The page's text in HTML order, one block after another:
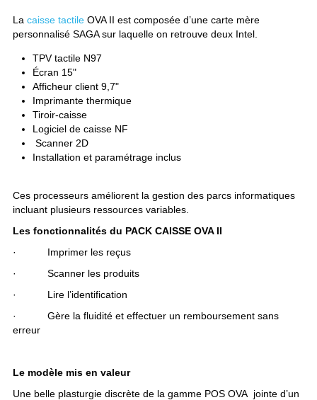
La caisse tactile OVA II est composée d’une carte mère
personnalisé SAGA sur laquelle on retrouve deux Intel.
TPV tactile N97
Écran 15"
Afficheur client 9,7"
Imprimante thermique
Tiroir-caisse
Logiciel de caisse NF
Scanner 2D
Installation et paramétrage inclus
Ces processeurs améliorent la gestion des parcs informatiques
incluant plusieurs ressources variables.
Les fonctionnalités du PACK CAISSE OVA II
·           Imprimer les reçus
·           Scanner les produits
·           Lire l’identification
·           Gère la fluidité et effectuer un remboursement sans
erreur
Le modèle mis en valeur
Une belle plasturgie discrète de la gamme POS OVA  jointe d’un